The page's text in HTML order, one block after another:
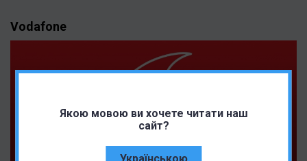
Якою мовою ви хочете читати наш
сайт?
Vodafone